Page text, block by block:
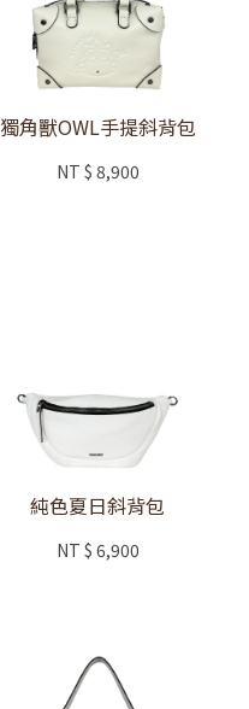
獨角獸OWL手提斜背包
NT $ 8,900
純色夏日斜背包
NT $ 6,900